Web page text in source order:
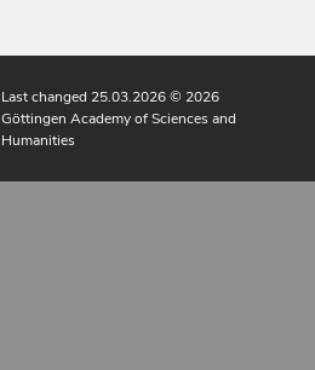
Last changed 25.03.2026© 2026
Göttingen Academy of Sciences and
Humanities